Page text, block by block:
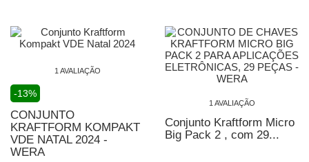
1 AVALIAÇÃO
-13%
CONJUNTO
KRAFTFORM KOMPAKT
VDE NATAL 2024 -
WERA
1 AVALIAÇÃO
Conjunto Kraftform Micro
Big Pack 2 , com 29...